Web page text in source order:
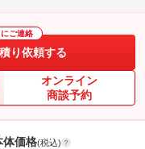
にご連絡
り依頼する
オンライン
商談予約
体価格(税込)